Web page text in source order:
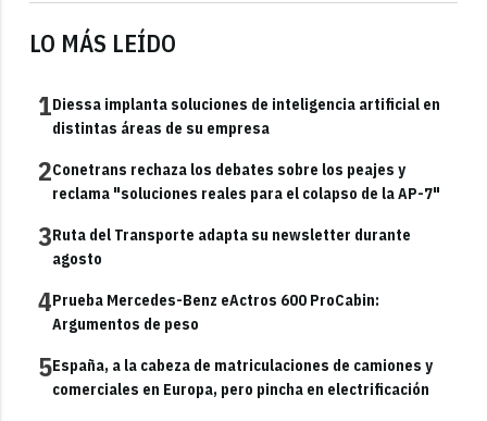
LO MÁS LEÍDO
1Diessa implanta soluciones de inteligencia artificial en
distintas áreas de su empresa
2Conetrans rechaza los debates sobre los peajes y
reclama "soluciones reales para el colapso de la AP-7"
3Ruta del Transporte adapta su newsletter durante
agosto
4Prueba Mercedes-Benz eActros 600 ProCabin:
Argumentos de peso
5España, a la cabeza de matriculaciones de camiones y
comerciales en Europa, pero pincha en electrificación